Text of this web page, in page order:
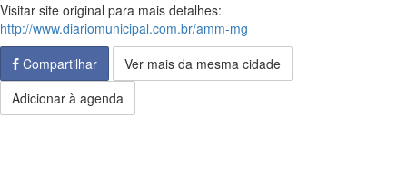
Visitar site original para mais detalhes:
http://www.diariomunicipal.com.br/amm-mg
Compartilhar
Ver mais da mesma cidade
Adicionar à agenda